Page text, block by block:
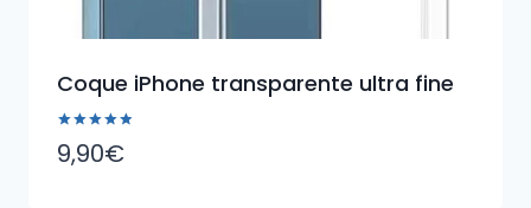
Coque iPhone transparente ultra fine
Note
5.00
sur 5
9,90€